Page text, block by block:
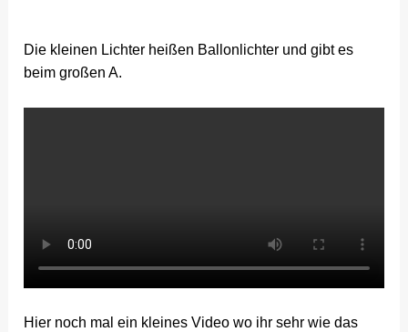
Die kleinen Lichter heißen Ballonlichter und gibt es
beim großen A.
Hier noch mal ein kleines Video wo ihr sehr wie das